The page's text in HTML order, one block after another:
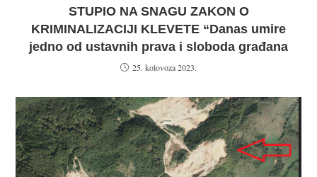
STUPIO NA SNAGU ZAKON O
KRIMINALIZACIJI KLEVETE “Danas umire
jedno od ustavnih prava i sloboda građana
25. kolovoza 2023.